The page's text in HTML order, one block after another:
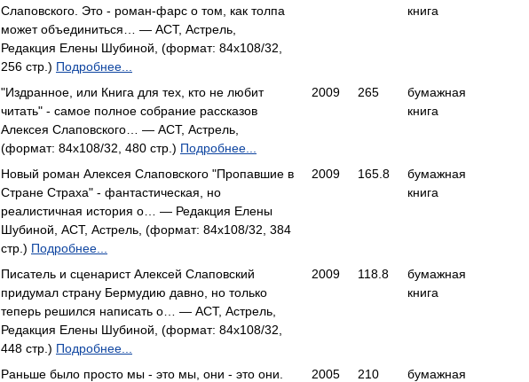
Слаповского. Это - роман-фарс о том, как толпа
может объединиться… — АСТ, Астрель,
Редакция Елены Шубиной, (формат: 84x108/32,
256 стр.) Подробнее...
книга
"Издранное, или Книга для тех, кто не любит
читать" - самое полное собрание рассказов
Алексея Слаповского… — АСТ, Астрель,
(формат: 84x108/32, 480 стр.) Подробнее...
2009 265
бумажная
книга
Новый роман Алексея Слаповского "Пропавшие в
Стране Страха" - фантастическая, но
реалистичная история о… — Редакция Елены
Шубиной, АСТ, Астрель, (формат: 84x108/32, 384
стр.) Подробнее...
2009 165.8
бумажная
книга
Писатель и сценарист Алексей Слаповский
придумал страну Бермудию давно, но только
теперь решился написать о… — АСТ, Астрель,
Редакция Елены Шубиной, (формат: 84x108/32,
448 стр.) Подробнее...
2009 118.8
бумажная
книга
Раньше было просто мы - это мы, они - это они.
2005 210
бумажная